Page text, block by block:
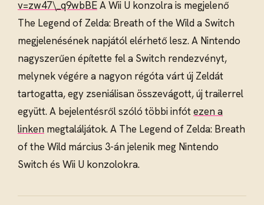
v=zw47\_q9wbBEA Wii U konzolra is megjelenő
The Legend of Zelda: Breath of the Wild a Switch
megjelenésének napjától elérhető lesz. A Nintendo
nagyszerűen építette fel a Switch rendezvényt,
melynek végére a nagyon régóta várt új Zeldát
tartogatta, egy zseniálisan összevágott, új trailerrel
együtt. A bejelentésről szóló többi infótezen a
linken megtaláljátok. A The Legend of Zelda: Breath
of the Wild március 3-án jelenik meg Nintendo
Switch és Wii U konzolokra.